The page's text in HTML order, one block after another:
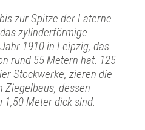
zur Spitze der Laterne
zylinderförmige
1910 in Leipzig, das
rund 55 Metern hat. 125
Stockwerke, zieren die
Ziegelbaus, dessen
Meter dick sind.